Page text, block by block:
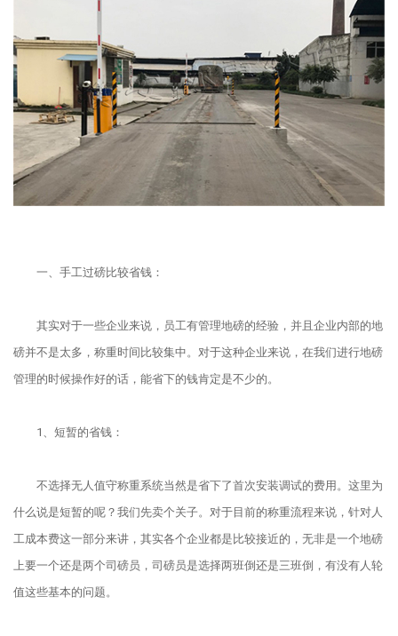
一、手工过磅比较省钱：
其实对于一些企业来说，员工有管理地磅的经验，并且企业内部的地
磅并不是太多，称重时间比较集中。对于这种企业来说，在我们进行地磅
管理的时候操作好的话，能省下的钱肯定是不少的。
1、短暂的省钱：
不选择无人值守称重系统当然是省下了首次安装调试的费用。这里为
什么说是短暂的呢？我们先卖个关子。对于目前的称重流程来说，针对人
工成本费这一部分来讲，其实各个企业都是比较接近的，无非是一个地磅
上要一个还是两个司磅员，司磅员是选择两班倒还是三班倒，有没有人轮
值这些基本的问题。